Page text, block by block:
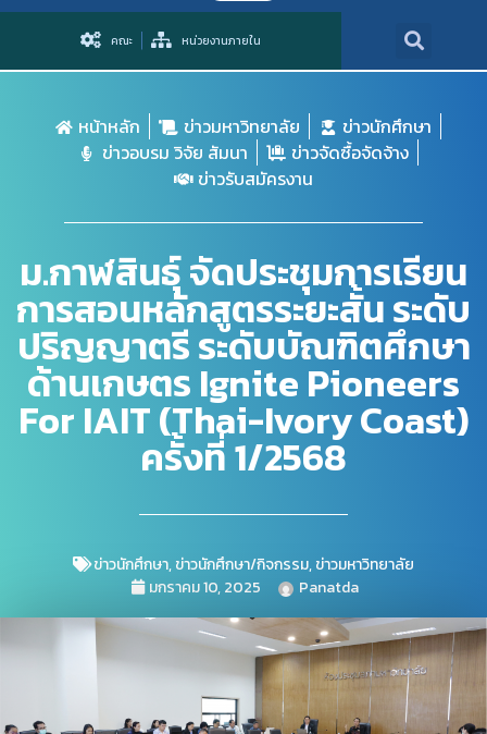
คณะ หน่วยงานภายใน
หน้าหลัก ข่าวมหาวิทยาลัย
ข่าวนักศึกษา
ข่าวอบรม วิจัย สัมนา
ข่าวจัดซื้อจัดจ้าง
ข่าวรับสมัครงาน
ม.กาฬสินธุ์ จัดประชุมการเรียน
การสอนหลักสูตรระยะสั้น ระดับ
ปริญญาตรี ระดับบัณฑิตศึกษา
ด้านเกษตร Ignite Pioneers
For IAIT (Thai-Ivory Coast)
ครั้งที่ 1/2568
ข่าวนักศึกษา,ข่าวนักศึกษา/กิจกรรม,ข่าวมหาวิทยาลัย
มกราคม 10, 2025
Panatda